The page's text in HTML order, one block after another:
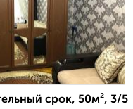
срок, 50м², 3/5